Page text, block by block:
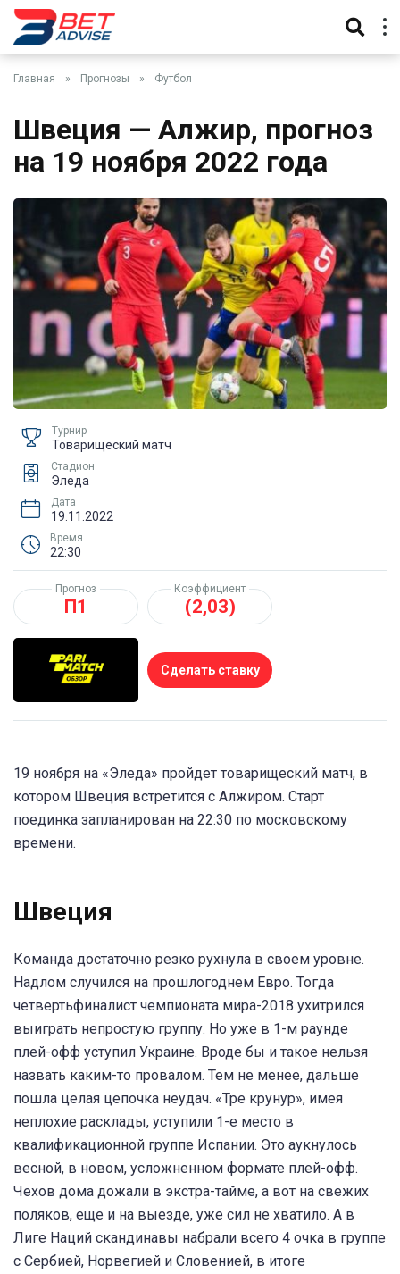
Главная » Прогнозы » Футбол
Швеция — Алжир, прогноз
на 19 ноября 2022 года
Турнир
Товарищеский матч
Стадион
Эледа
Дата
19.11.2022
Время
22:30
Прогноз
П1
Коэффициент
(2,03)
Сделать ставку
19 ноября на «Эледа» пройдет товарищеский матч, в
котором Швеция встретится с Алжиром. Старт
поединка запланирован на 22:30 по московскому
времени.
Швеция
Команда достаточно резко рухнула в своем уровне.
Надлом случился на прошлогоднем Евро. Тогда
четвертьфиналист чемпионата мира-2018 ухитрился
выиграть непростую группу. Но уже в 1-м раунде
плей-офф уступил Украине. Вроде бы и такое нельзя
назвать каким-то провалом. Тем не менее, дальше
пошла целая цепочка неудач. «Тре крунур», имея
неплохие расклады, уступили 1-е место в
квалификационной группе Испании. Это аукнулось
весной, в новом, усложненном формате плей-офф.
Чехов дома дожали в экстра-тайме, а вот на свежих
поляков, еще и на выезде, уже сил не хватило. А в
Лиге Наций скандинавы набрали всего 4 очка в группе
с Сербией, Норвегией и Словенией, в итоге